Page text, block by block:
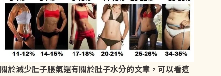
關於減少肚子脹氣還有關於肚子水分的文章，可以看這